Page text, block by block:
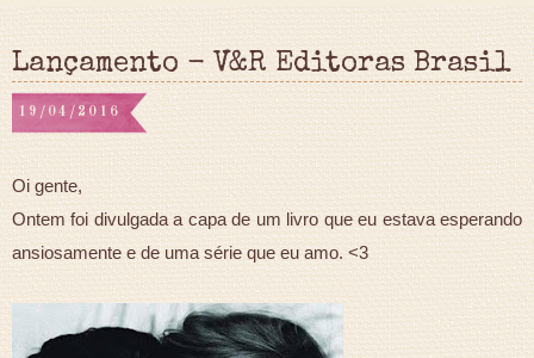
Lançamento - V&R Editoras Brasil
19/04/2016
Oi gente,
Ontem foi divulgada a capa de um livro que eu estava esperando
ansiosamente e de uma série que eu amo. <3